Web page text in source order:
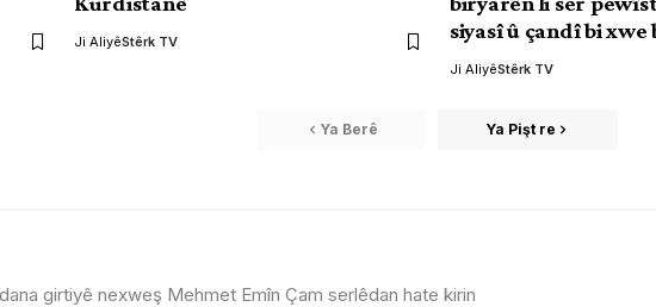
Ji AliyêStêrk TV
siyasî û çandî bi xwe
Ji AliyêStêrk TV
Ya Berê Ya Pişt re
girtiyê nexweş Mehmet Emîn Çam serlêdan hate kirin